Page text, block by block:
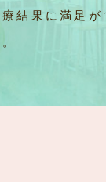
結果に満足